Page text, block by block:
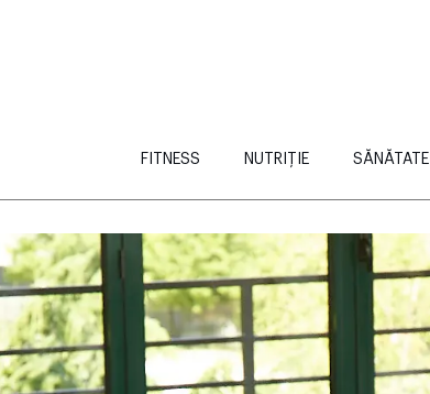
FITNESS NUTRIȚIE SĂNĂTATE